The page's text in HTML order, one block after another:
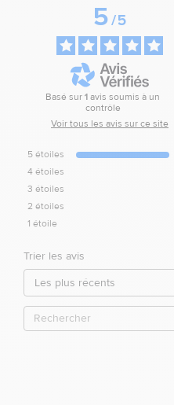
5/5
Basé sur 1 avis soumis à un
contrôle
Voir tous les avis sur ce site
5 étoiles
4 étoiles
3 étoiles
2 étoiles
1 étoile
Trier les avis